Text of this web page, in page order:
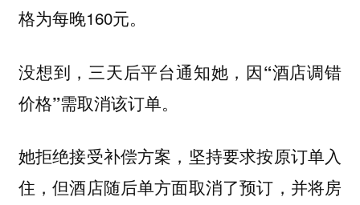
格为每晚160元。
没想到，三天后平台通知她，因“酒店调错
价格”需取消该订单。
她拒绝接受补偿方案，坚持要求按原订单入
住，但酒店随后单方面取消了预订，并将房